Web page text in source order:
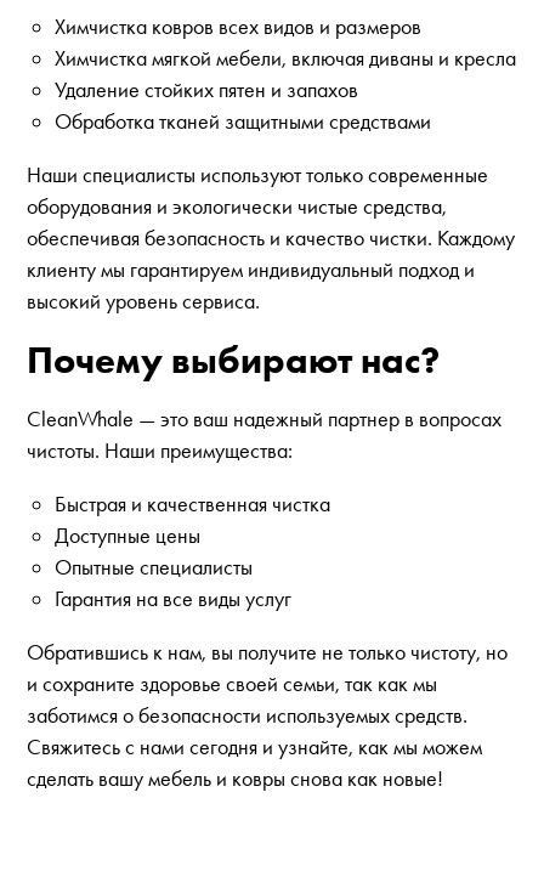
Химчистка ковров всех видов и размеров
Химчистка мягкой мебели, включая диваны и кресла
Удаление стойких пятен и запахов
Обработка тканей защитными средствами
Наши специалисты используют только современные
оборудования и экологически чистые средства,
обеспечивая безопасность и качество чистки. Каждому
клиенту мы гарантируем индивидуальный подход и
высокий уровень сервиса.
Почему выбирают нас?
CleanWhale — это ваш надежный партнер в вопросах
чистоты. Наши преимущества:
Быстрая и качественная чистка
Доступные цены
Опытные специалисты
Гарантия на все виды услуг
Обратившись к нам, вы получите не только чистоту, но
и сохраните здоровье своей семьи, так как мы
заботимся о безопасности используемых средств.
Свяжитесь с нами сегодня и узнайте, как мы можем
сделать вашу мебель и ковры снова как новые!